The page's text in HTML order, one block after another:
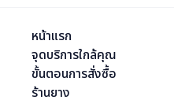
หน้าแรก
จุดบริการใกล้คุณ
ขั้นตอนการสั่งซื้อ
ร้านยาง